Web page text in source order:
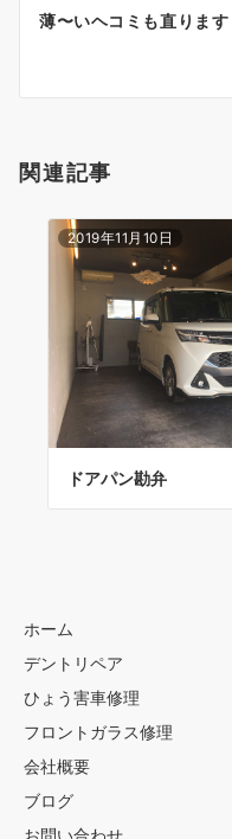
ン
薄〜いヘコミも直ります
関連記事
2019年11月10日
ドアパン勘弁
ホーム
デントリペア
ひょう害車修理
フロントガラス修理
会社概要
ブログ